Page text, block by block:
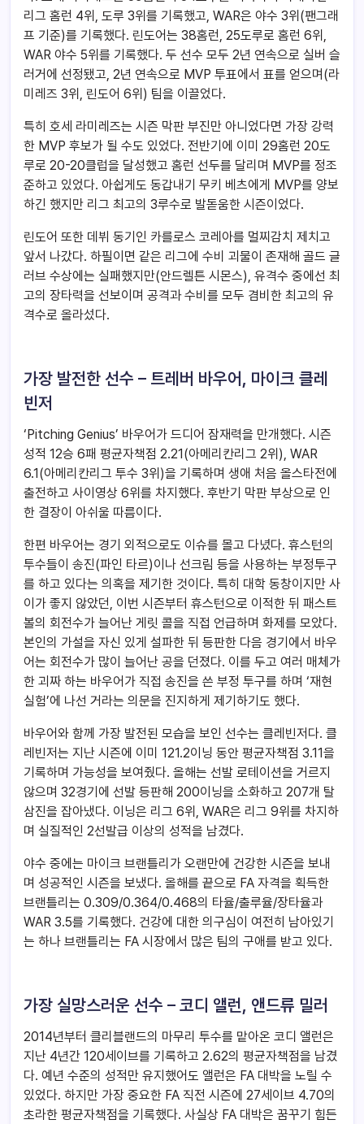
리그 홈런 4위, 도루 3위를 기록했고, WAR은 야수 3위(팬그래
프 기준)를 기록했다. 린도어는 38홈런, 25도루로 홈런 6위,
WAR 야수 5위를 기록했다. 두 선수 모두 2년 연속으로 실버 슬
러거에 선정됐고, 2년 연속으로 MVP 투표에서 표를 얻으며(라
미레즈 3위, 린도어 6위) 팀을 이끌었다.
특히 호세 라미레즈는 시즌 막판 부진만 아니었다면 가장 강력
한 MVP 후보가 될 수도 있었다. 전반기에 이미 29홈런 20도
루로 20-20클럽을 달성했고 홈런 선두를 달리며 MVP를 정조
준하고 있었다. 아쉽게도 동갑내기 무키 베츠에게 MVP를 양보
하긴 했지만 리그 최고의 3루수로 발돋움한 시즌이었다.
린도어 또한 데뷔 동기인 카를로스 코레아를 멀찌감치 제치고
앞서 나갔다. 하필이면 같은 리그에 수비 괴물이 존재해 골드 글
러브 수상에는 실패했지만(안드렐튼 시몬스), 유격수 중에선 최
고의 장타력을 선보이며 공격과 수비를 모두 겸비한 최고의 유
격수로 올라섰다.
가장 발전한 선수 – 트레버 바우어, 마이크 클레
빈저
‘Pitching Genius’ 바우어가 드디어 잠재력을 만개했다. 시즌
성적 12승 6패 평균자책점 2.21(아메리칸리그 2위), WAR
6.1(아메리칸리그 투수 3위)을 기록하며 생애 처음 올스타전에
출전하고 사이영상 6위를 차지했다. 후반기 막판 부상으로 인
한 결장이 아쉬울 따름이다.
한편 바우어는 경기 외적으로도 이슈를 몰고 다녔다. 휴스턴의
투수들이 송진(파인 타르)이나 선크림 등을 사용하는 부정투구
를 하고 있다는 의혹을 제기한 것이다. 특히 대학 동창이지만 사
이가 좋지 않았던, 이번 시즌부터 휴스턴으로 이적한 뒤 패스트
볼의 회전수가 늘어난 게릿 콜을 직접 언급하며 화제를 모았다.
본인의 가설을 자신 있게 설파한 뒤 등판한 다음 경기에서 바우
어는 회전수가 많이 늘어난 공을 던졌다. 이를 두고 여러 매체가
한 괴짜 하는 바우어가 직접 송진을 쓴 부정 투구를 하며 ‘재현
실험’에 나선 거라는 의문을 진지하게 제기하기도 했다.
바우어와 함께 가장 발전된 모습을 보인 선수는 클레빈저다. 클
레빈저는 지난 시즌에 이미 121.2이닝 동안 평균자책점 3.11을
기록하며 가능성을 보여줬다. 올해는 선발 로테이션을 거르지
않으며 32경기에 선발 등판해 200이닝을 소화하고 207개 탈
삼진을 잡아냈다. 이닝은 리그 6위, WAR은 리그 9위를 차지하
며 실질적인 2선발급 이상의 성적을 남겼다.
야수 중에는 마이크 브랜틀리가 오랜만에 건강한 시즌을 보내
며 성공적인 시즌을 보냈다. 올해를 끝으로 FA 자격을 획득한
브랜틀리는 0.309/0.364/0.468의 타율/출루율/장타율과
WAR 3.5를 기록했다. 건강에 대한 의구심이 여전히 남아있기
는 하나 브랜틀리는 FA 시장에서 많은 팀의 구애를 받고 있다.
가장 실망스러운 선수 – 코디 앨런, 앤드류 밀러
2014년부터 클리블랜드의 마무리 투수를 맡아온 코디 앨런은
지난 4년간 120세이브를 기록하고 2.62의 평균자책점을 남겼
다. 예년 수준의 성적만 유지했어도 앨런은 FA 대박을 노릴 수
있었다. 하지만 가장 중요한 FA 직전 시즌에 27세이브 4.70의
초라한 평균자책점을 기록했다. 사실상 FA 대박은 꿈꾸기 힘든